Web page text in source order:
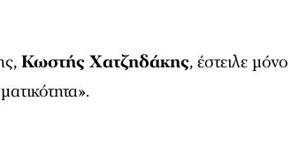
Κωστής Χατζηδάκης, έστειλε μόνο